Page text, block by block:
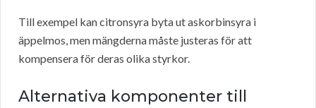
Till exempel kan citronsyra byta ut askorbinsyra i
äppelmos, men mängderna måste justeras för att
kompensera för deras olika styrkor.
Alternativa komponenter till